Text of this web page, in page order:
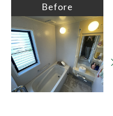
Before